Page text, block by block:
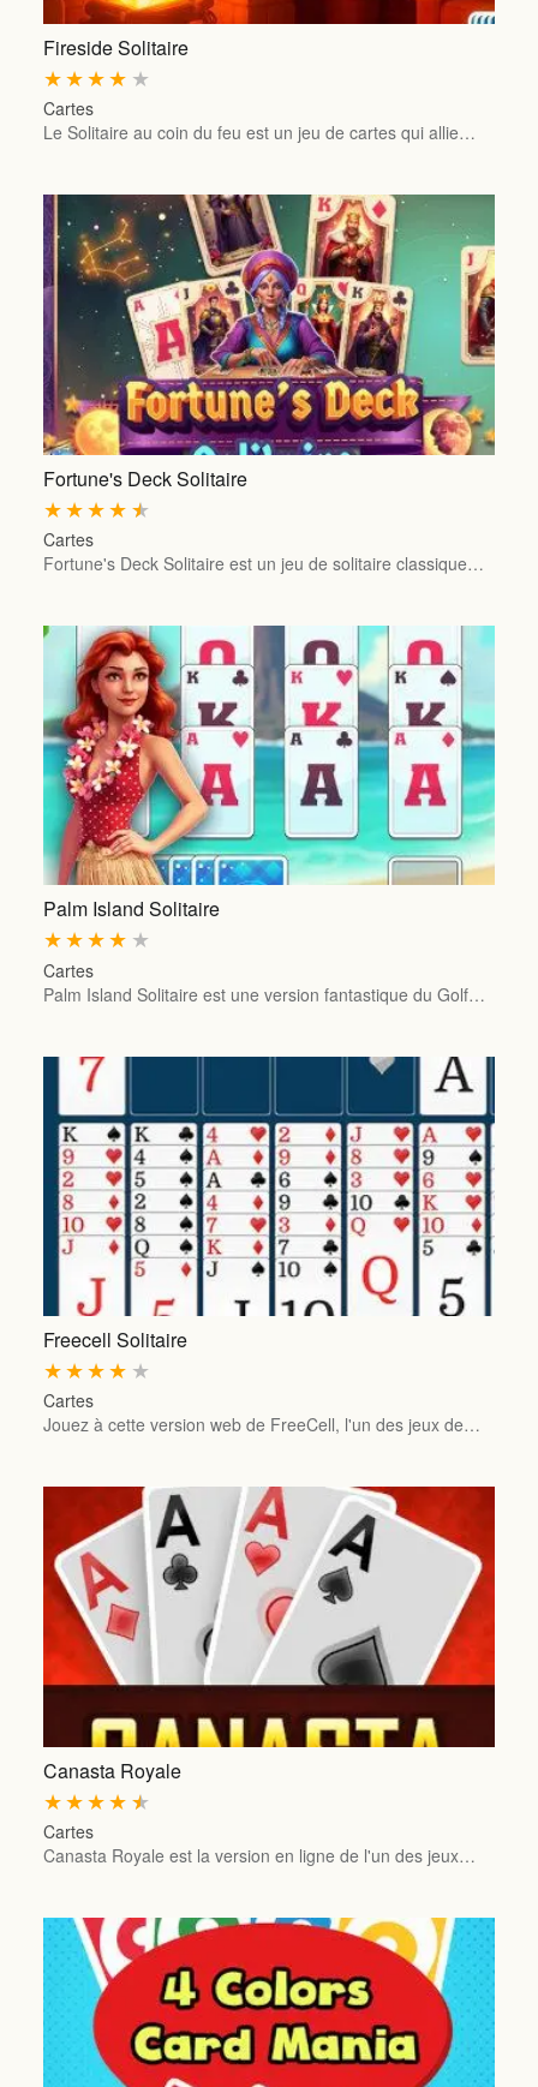
Fireside Solitaire
★
★
★
★
★
Cartes
Le Solitaire au coin du feu est un jeu de cartes qui allie…
Fortune's Deck Solitaire
★
★
★
★
★
Cartes
Fortune's Deck Solitaire est un jeu de solitaire classique…
Palm Island Solitaire
★
★
★
★
★
Cartes
Palm Island Solitaire est une version fantastique du Golf…
Freecell Solitaire
★
★
★
★
★
Cartes
Jouez à cette version web de FreeCell, l'un des jeux de…
Canasta Royale
★
★
★
★
★
Cartes
Canasta Royale est la version en ligne de l'un des jeux…